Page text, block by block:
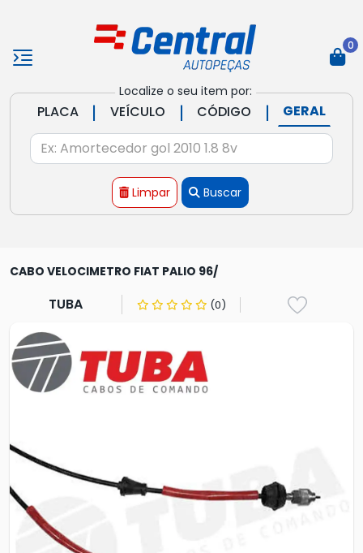
Localize o seu item por:
PLACA | VEÍCULO | CÓDIGO | GERAL
Limpar Buscar
0
CABO VELOCIMETRO FIAT PALIO 96/
TUBA (0)